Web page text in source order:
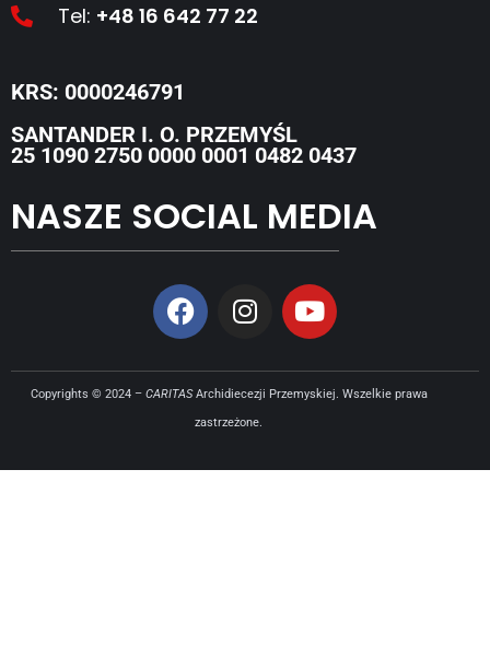
Tel: +48 16 642 77 22
KRS: 0000246791
SANTANDER I. O. PRZEMYŚL
25 1090 2750 0000 0001 0482 0437
NASZE SOCIAL MEDIA
Copyrights © 2024 – CARITASArchidiecezji Przemyskiej. Wszelkie prawa
zastrzeżone.